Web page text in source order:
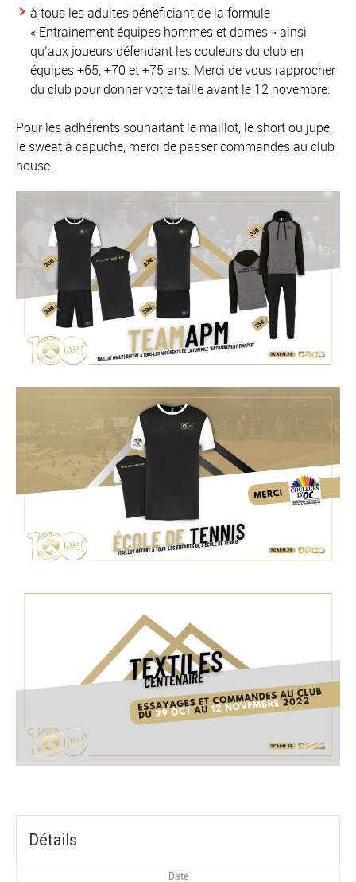
à tous les adultes bénéficiant de la formule
« Entrainement équipes hommes et dames » ainsi
qu’aux joueurs défendant les couleurs du club en
équipes +65, +70 et +75 ans. Merci de vous rapprocher
du club pour donner votre taille avant le 12 novembre.
Pour les adhérents souhaitant le maillot, le short ou jupe,
le sweat à capuche, merci de passer commandes au club
house.
Détails
Date